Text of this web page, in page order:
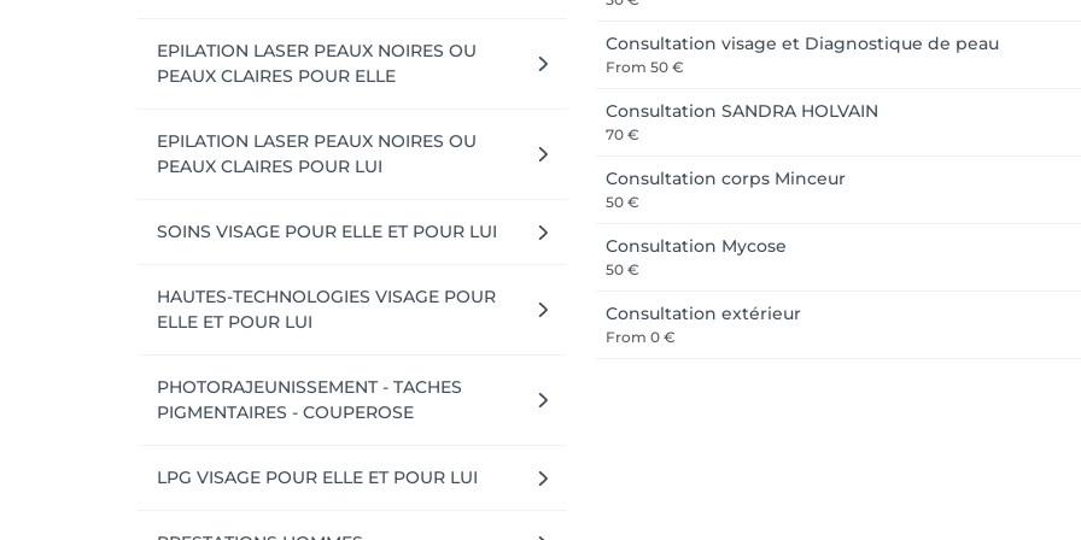
SOINS MEDICO-ESTHETIQUES
- Les technologies de dernière génération : Microneedling viase, Anti-Age, GeneO+, Radio Fréquence
System LED.
-Microneedling (chute des cheveux).
Soins esthétiques : LPG visage et corps, épilation à la cire hommes et femmes, épilation laser adaptée
Vanessa Dametto
Elles ont sélectionnés toutes. les meilleures marques professionnelles telle que : LPG - GENEO,
Pour tous renseignements supplémentaires et réservation, contactez-nous par téléphone au  27 91 46 14
WhatsApp +352 661 375 945 ou sur notre site internet https://posez.info/
Un acompte de 50% vous sera demandé à la réservation, aucun remboursement ne sera effectué pour l
EPILATION LASER PEAUX NOIRES OU
PEAUX CLAIRES POUR ELLE
EPILATION LASER PEAUX NOIRES OU
PEAUX CLAIRES POUR LUI
SOINS VISAGE POUR ELLE ET POUR LUI
HAUTES-TECHNOLOGIES VISAGE POUR
ELLE ET POUR LUI
PHOTORAJEUNISSEMENT - TACHES
PIGMENTAIRES - COUPEROSE
LPG VISAGE POUR ELLE ET POUR LUI
Consultation visage et Diagnostique de peau
From 50 €
Consultation SANDRA HOLVAIN
70 €
Consultation corps Minceur
50 €
Consultation Mycose
50 €
Consultation extérieur
From 0 €